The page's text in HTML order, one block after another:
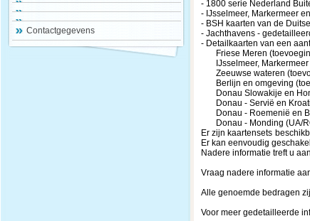
Contactgegevens
- 1800 serie Nederland
- IJsselmeer, Markermeer
- BSH kaarten van de
- Jachthavens -
- Detailkaarten van een
Friese Meren
IJsselmeer, Markermeer
Zeeuwse wateren
Berlijn en omgeving
Donau Slowakije en
Donau - Servië en
Donau - Roemenië en
Donau - Monding (UA/
Er zijn kaartensets
Er kan eenvoudig
Nadere informatie treft u
Vraag nadere informatie
Alle genoemde bedragen
Voor meer gedetailleerde